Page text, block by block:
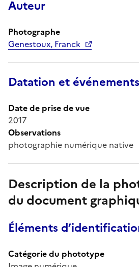
Auteur
Photographe
Genestoux, Franck
Datation et événements
Date de prise de vue
2017
Observations
photographie numérique native
Description de la
du document
Éléments
Catégorie du phototype